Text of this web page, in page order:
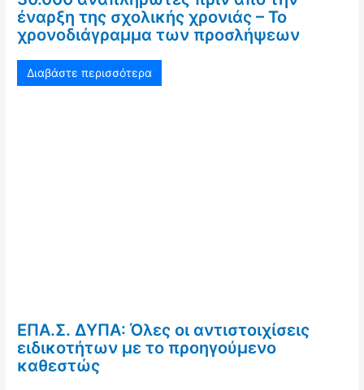
έναρξη της σχολικής χρονιάς – Το
χρονοδιάγραμμα των προσλήψεων
Διαβάστε περισσότερα
ΕΠΑ.Σ. ΔΥΠΑ: Όλες οι αντιστοιχίσεις
ειδικοτήτων με το προηγούμενο
καθεστώς